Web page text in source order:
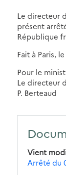
Le directeur
présent
République
Fait à Paris,
Pour le
Le directeur
P. Berteaud
Vient
Arrêté du